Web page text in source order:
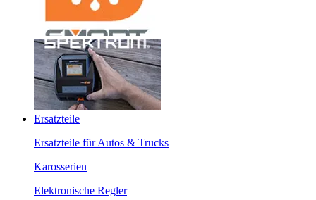
Ersatzteile
Ersatzteile für Autos & Trucks
Karosserien
Elektronische Regler